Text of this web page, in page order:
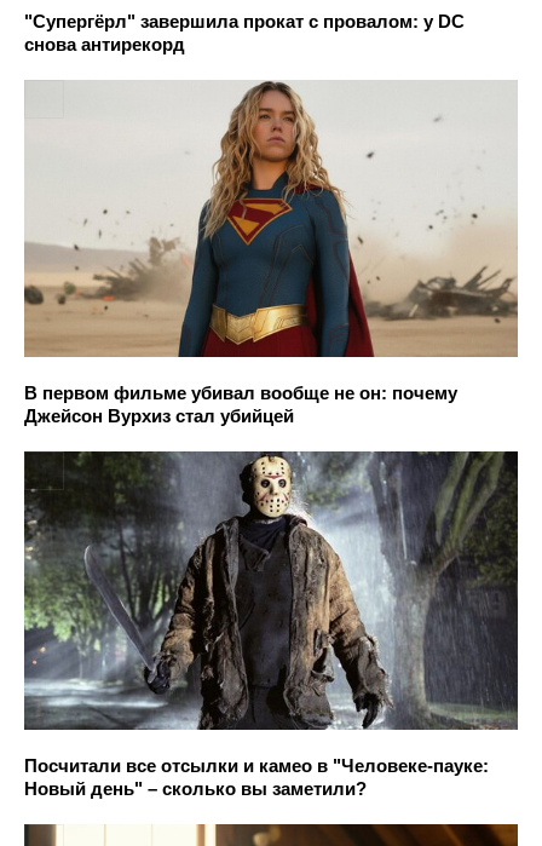
"Супергёрл" завершила прокат с провалом: у DC
снова антирекорд
В первом фильме убивал вообще не он: почему
Джейсон Вурхиз стал убийцей
Посчитали все отсылки и камео в "Человеке-пауке:
Новый день" – сколько вы заметили?